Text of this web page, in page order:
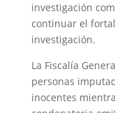
investigación
continuar el
investigación.
La Fiscalía
personas
inocentes